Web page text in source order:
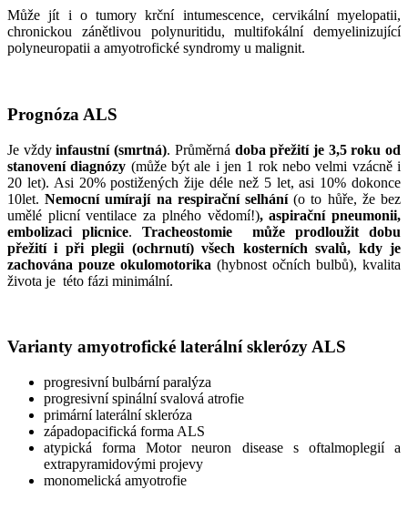
Může jít i o tumory krční intumescence, cervikální myelopatii,
chronickou zánětlivou polynuritidu, multifokální demyelinizující
polyneuropatii a amyotrofické syndromy u malignit.
Prognóza ALS
Je vždyinfaustní (smrtná). Průměrná doba přežití je 3,5 roku od
stanovení diagnózy (může být ale i jen 1 rok nebo velmi vzácně i
20 let). Asi 20% postižených žije déle než 5 let, asi 10% dokonce
10let.Nemocní umírají na respirační selhání(o to hůře, že bez
umělé plicní ventilace za plného vědomí!), aspirační pneumonii,
embolizaci plicnice. Tracheostomie může prodloužit dobu
přežití i při plegii (ochrnutí) všech kosterních svalů, kdy je
zachována pouze okulomotorika (hybnost očních bulbů), kvalita
života je této fázi minimální.
Varianty amyotrofické laterální sklerózy ALS
progresivní bulbární paralýza
progresivní spinální svalová atrofie
primární laterální skleróza
západopacifická forma ALS
atypická forma Motor neuron disease s oftalmoplegií a
extrapyramidovými projevy
monomelická amyotrofie